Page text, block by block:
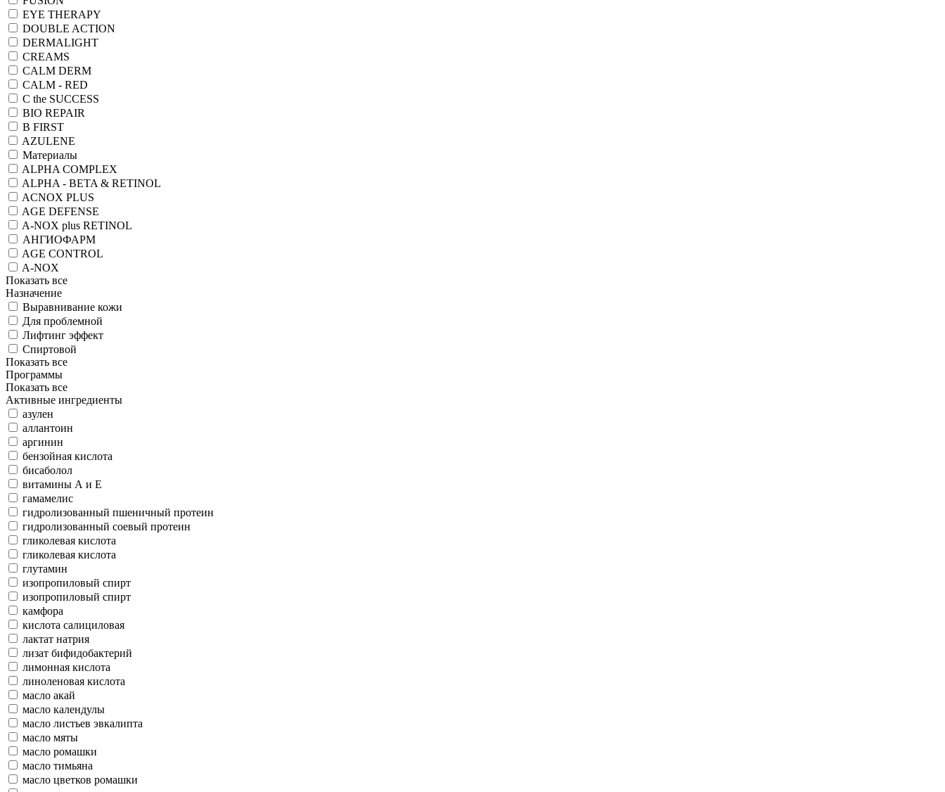
EYE THERAPY
DOUBLE ACTION
DERMALIGHT
CREAMS
CALM DERM
CALM - RED
C the SUCCESS
BIO REPAIR
B FIRST
AZULENE
Материалы
ALPHA COMPLEX
ALPHA - BETA & RETINOL
ACNOX PLUS
AGE DEFENSE
A-NOX plus RETINOL
АНГИОФАРМ
AGE CONTROL
A-NOX
Показать все
Назначение
Выравнивание кожи
Для проблемной
Лифтинг эффект
Спиртовой
Показать все
Программы
Показать все
Активные ингредиенты
азулен
аллантоин
аргинин
бензойная кислота
бисаболол
витамины А и Е
гамамелис
гидролизованный пшеничный протеин
гидролизованный соевый протеин
гликолевая кислота
гликолевая кислота
глутамин
изопропиловый спирт
изопропиловый спирт
камфора
кислота салициловая
лактат натрия
лизат бифидобактерий
лимонная кислота
линоленовая кислота
масло акай
масло календулы
масло листьев эвкалипта
масло мяты
масло ромашки
масло тимьяна
масло цветков ромашки